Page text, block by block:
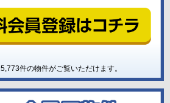
件の物件がご覧いただけます。